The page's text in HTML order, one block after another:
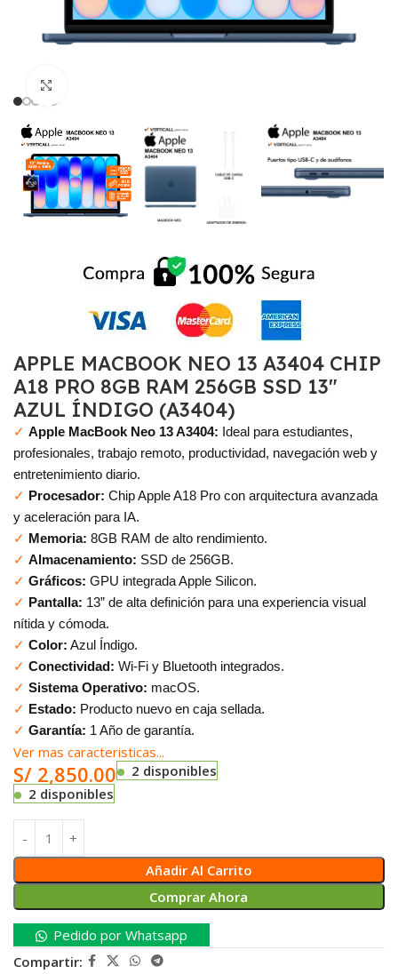
APPLE MACBOOK NEO 13 A3404 CHIP
A18 PRO 8GB RAM 256GB SSD 13″
AZUL ÍNDIGO (A3404)
✓ Apple MacBook Neo 13 A3404: Ideal para estudiantes,
profesionales, trabajo remoto, productividad, navegación web y
entretenimiento diario.
✓ Procesador: Chip Apple A18 Pro con arquitectura avanzada
y aceleración para IA.
✓ Memoria: 8GB RAM de alto rendimiento.
✓ Almacenamiento: SSD de 256GB.
✓ Gráficos: GPU integrada Apple Silicon.
✓ Pantalla: 13” de alta definición para una experiencia visual
nítida y cómoda.
✓ Color: Azul Índigo.
✓ Conectividad: Wi-Fi y Bluetooth integrados.
✓ Sistema Operativo: macOS.
✓ Estado: Producto nuevo en caja sellada.
✓ Garantía: 1 Año de garantía.
Ver mas caracteristicas...
S/ 2,850.00
2 disponibles
2 disponibles
Añadir Al Carrito
Comprar Ahora
Pedido por Whatsapp
Compartir: